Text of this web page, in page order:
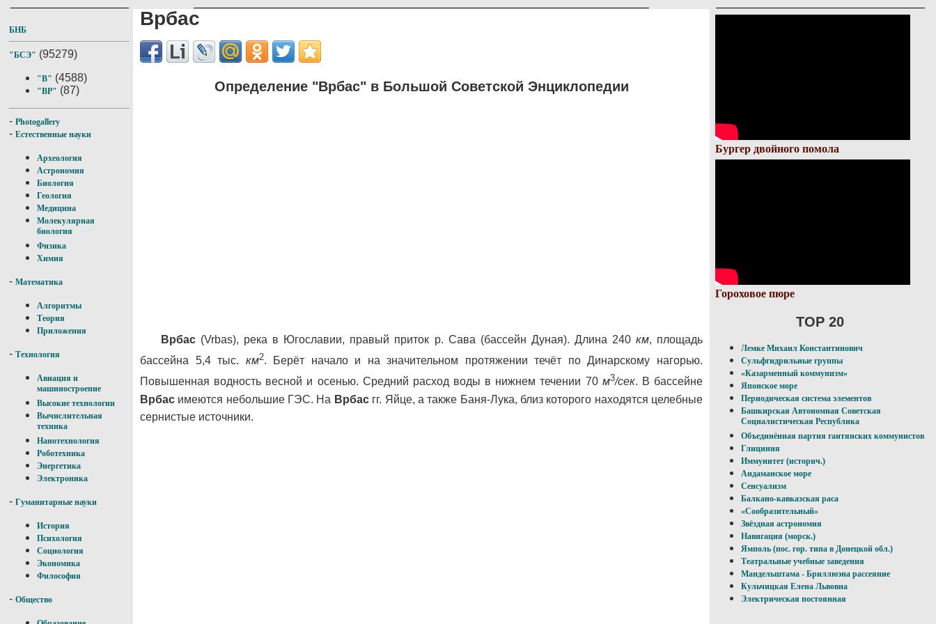
БНБ
"БСЭ" (95279)
"В" (4588)
"ВР" (87)
- Photogallery
- Естественные науки
Археология
Астрономия
Биология
Геология
Медицина
Молекулярная
биология
Физика
Химия
- Математика
Алгоритмы
Теория
Приложения
- Технология
Авиация и
машиностроение
Высокие технологии
Вычислительная
техника
Нанотехнология
Роботехника
Энергетика
Электроника
- Гуманитарные науки
История
Психология
Социология
Экономика
Философия
- Общество
Врбас
Определение "Врбас" в Большой Советской Энциклопедии
Врбас (Vrbas), река в Югославии, правый приток р. Сава (бассейн Дуная). Длина 240 км, площадь
бассейна 5,4 тыс. км2. Берёт начало и на значительном протяжении течёт по Динарскому нагорью.
Повышенная водность весной и осенью. Средний расход воды в нижнем течении 70 м3/сек. В бассейне
Врбас имеются небольшие ГЭС. На Врбасгг. Яйце, а также Баня-Лука, близ которого находятся целебные
сернистые источники.
Бургер двойного помола
Гороховое пюре
TOP 20
Лемке Михаил Константинович
Сульфгидрильные группы
«Казарменный коммунизм»
Японское море
Периодическая система элементов
Башкирская Автономная Советская
Социалистическая Республика
Объединённая партия гаитянских коммунистов
Глициния
Иммунитет (историч.)
Андаманское море
Сенсуализм
Балкано-кавказская раса
«Сообразительный»
Звёздная астрономия
Навигация (морск.)
Ямполь (пос. гор. типа в Донецкой обл.)
Театральные учебные заведения
Мандельштама - Бриллюэна рассеяние
Кульчицкая Елена Львовна
Электрическая постоянная